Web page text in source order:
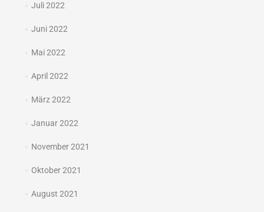
Juli 2022
Juni 2022
Mai 2022
April 2022
März 2022
Januar 2022
November 2021
Oktober 2021
August 2021